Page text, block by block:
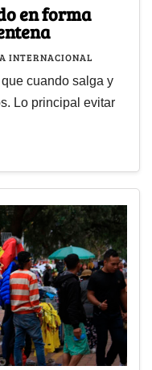
en forma
INTERNACIONAL
cuando salga y
Lo principal evitar